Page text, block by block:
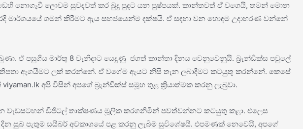
නොගෑවී ලොවම සුවඳවත් කර බුදු පුදට යන පුෂ්පයක්. කාන්තවත් ඒ වගෙයි, තමන් මොන
මාර්ගයයේ ගමන් කිරීමට ඇය සහජයෙන්ම දක්ෂයි. ඒ සඳහා වන හොඳම උදාහරණ වන්නේ
ඒ පසුගිය මාර්තු 8 වැනිදාට යෙදුණු ජගත් කාන්තා දිනය වෙනුවෙනුයි. බ්‍රැන්ඩික්ස පවුලේ
ඇගයීමට ලක් කරන්නේ. ඒ වගේම ඇයට නිසි තැන ලබාදීමට කටයුතු කරන්නේ. කෙසේ
අපි විසින් අපගේ බ්‍රැන්ඩික්ස් සමූහ තුළ ක්‍රියාත්මක කරනු ලැබුවා.
වැඩසටහන් ඩිජිටල් තාක්ෂණය මූලික කරගනිමින් පවත්වන්නට කටයුතු කළා. එලෙස
සුබ පැතුම සයිබර් අවකාශයේ පළ කරනු ලැබීම සුවිශේෂයි. එපමණක් නෙවෙයි, අපගේ